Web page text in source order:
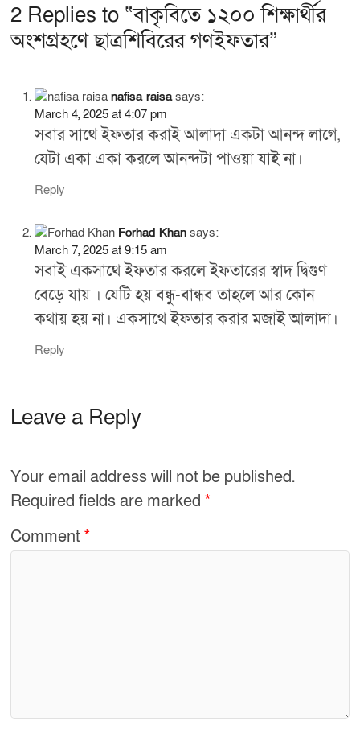
e
b
o
k
e
2 Replies to “বাকৃবিতে ১২০০ শিক্ষার্থীর
অংশগ্রহণে ছাত্রশিবিরের গণইফতার”
nafisa raisa says:
March 4, 2025 at 4:07 pm
সবার সাথে ইফতার করাই আলাদা একটা আনন্দ লাগে,
যেটা একা একা করলে আনন্দটা পাওয়া যাই না।
Reply
Forhad Khan says:
March 7, 2025 at 9:15 am
সবাই একসাথে ইফতার করলে ইফতারের স্বাদ দ্বিগুণ
বেড়ে যায় । যেটি হয় বন্ধু-বান্ধব তাহলে আর কোন
কথায় হয় না। একসাথে ইফতার করার মজাই আলাদা।
Reply
Leave a Reply
Your email address will not be published.
Required fields are marked*
Comment*